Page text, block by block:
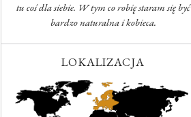
tu coś dla siebie. W tym co robię staram się być
bardzo naturalna i kobieca.
LOKALIZACJA